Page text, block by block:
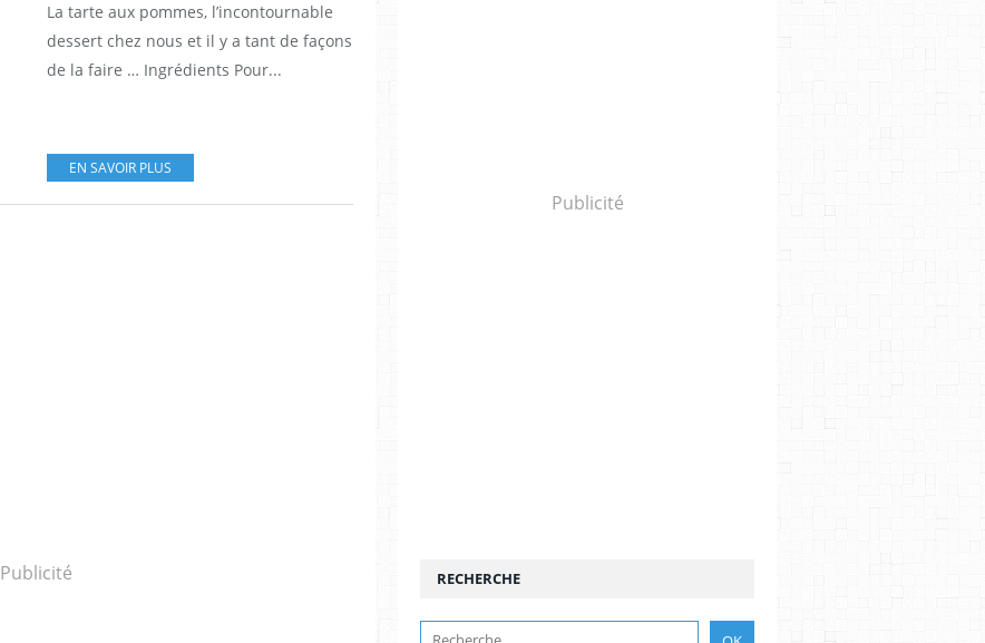
La tarte aux pommes, l’incontournable
dessert chez nous et il y a tant de façons
de la faire … Ingrédients Pour...
EN SAVOIR PLUS
Publicité
Publicité
RECHERCHE